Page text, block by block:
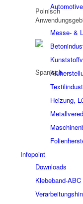
Messe- &
Heizung,
Infopoint
Downloads
Klebeband-ABC